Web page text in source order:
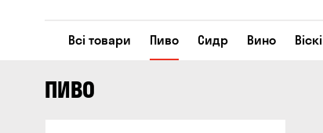
Всі товари Пиво Сидр Вино Віскі
ПИВО